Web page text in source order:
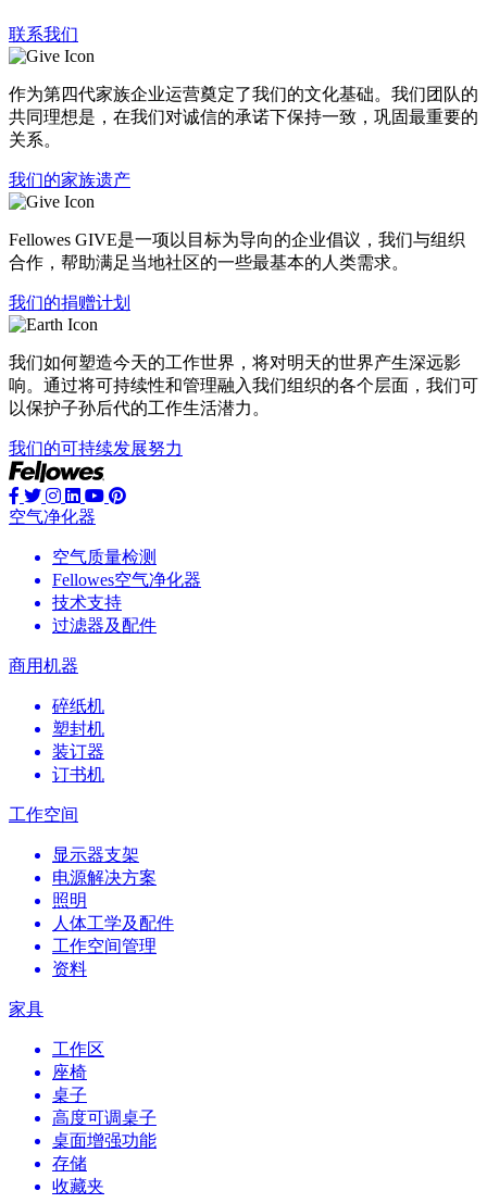
联系我们
作为第四代家族企业运营奠定了我们的文化基础。我们团队的
共同理想是，在我们对诚信的承诺下保持一致，巩固最重要的
关系。
我们的家族遗产
Fellowes GIVE是一项以目标为导向的企业倡议，我们与组织
合作，帮助满足当地社区的一些最基本的人类需求。
我们的捐赠计划
我们如何塑造今天的工作世界，将对明天的世界产生深远影
响。通过将可持续性和管理融入我们组织的各个层面，我们可
以保护子孙后代的工作生活潜力。
我们的可持续发展努力
空气净化器
空气质量检测
Fellowes空气净化器
技术支持
过滤器及配件
商用机器
碎纸机
塑封机
装订器
订书机
工作空间
显示器支架
电源解决方案
照明
人体工学及配件
工作空间管理
资料
家具
工作区
座椅
桌子
高度可调桌子
桌面增强功能
存储
收藏夹